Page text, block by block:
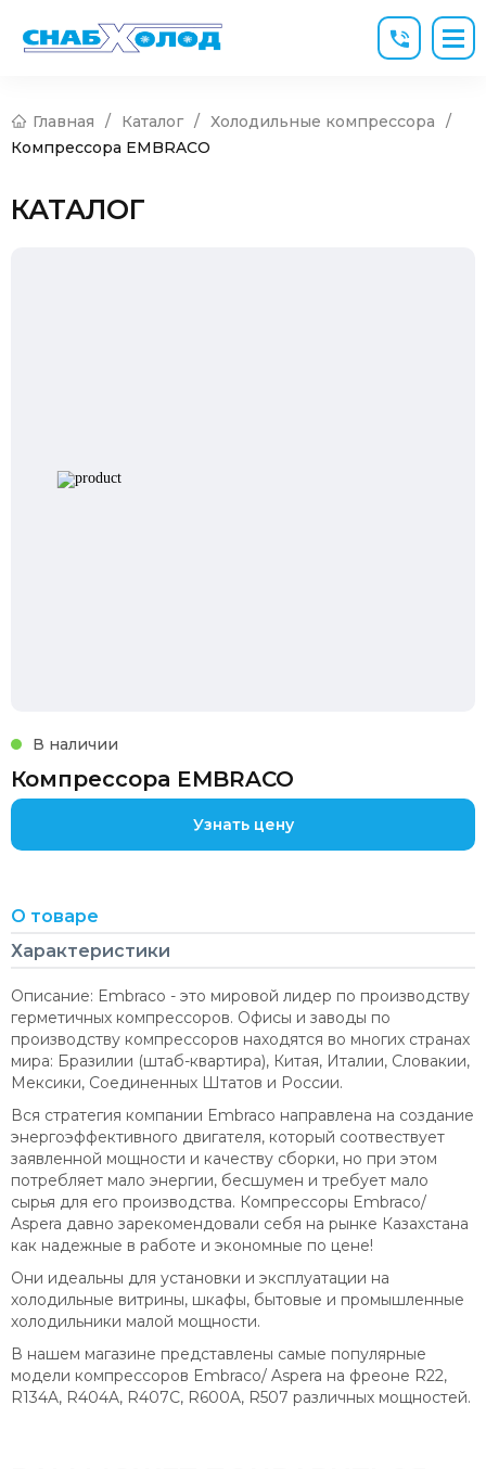
Главная / Каталог / Холодильные компрессора
/
Компрессора EMBRACO
КАТАЛОГ
В наличии
Компрессора EMBRACO
Узнать цену
О товаре
Характеристики
Описание: Embraco - это мировой лидер по производству
герметичных компрессоров. Офисы и заводы по
производству компрессоров находятся во многих странах
мира: Бразилии (штаб-квартира), Китая, Италии, Словакии,
Мексики, Соединенных Штатов и России.
Вся стратегия компании Embraco направлена на создание
энергоэффективного двигателя, который соотвествует
заявленной мощности и качеству сборки, но при этом
потребляет мало энергии, бесшумен и требует мало
сырья для его производства. Компрессоры Embraco/
Aspera давно зарекомендовали себя на рынке Казахстана
как надежные в работе и экономные по цене!
Они идеальны для установки и эксплуатации на
холодильные витрины, шкафы, бытовые и промышленные
холодильники малой мощности.
В нашем магазине представлены самые популярные
модели компрессоров Embraco/ Aspera на фреоне R22,
R134A, R404A, R407C, R600A, R507 различных мощностей.